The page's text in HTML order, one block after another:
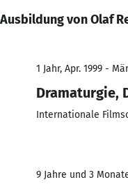
Ausbildung von Olaf
1 Jahr, Apr. 1999 -
Dramaturgie,
Internationale
9 Jahre und 3